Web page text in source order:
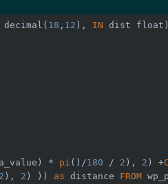
decimal ( 18 , 12 ), IN dist float
* pi ()/180 / 2 ), 2 ) +
2 ), 2 ) )) as distance FROM